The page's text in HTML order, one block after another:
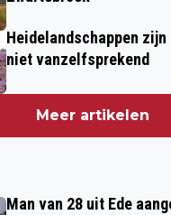
Heidelandschappen
niet vanzelfsprekend
Meer artikelen
Man van 28 uit Ede